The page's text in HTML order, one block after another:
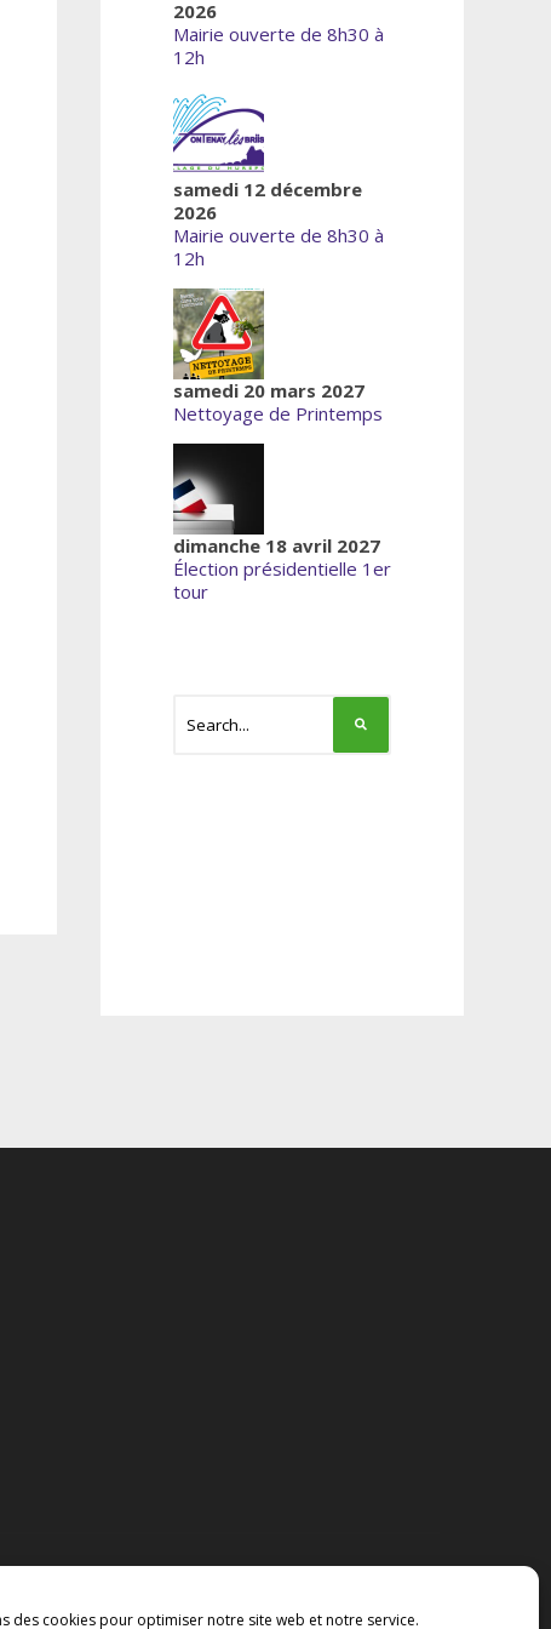
des cookies pour optimiser notre site web et notre service.
2026
Mairie ouverte de 8h30 à
12h
samedi 12 décembre
2026
Mairie ouverte de 8h30 à
12h
samedi 20 mars 2027
Nettoyage de Printemps
dimanche 18 avril 2027
Élection présidentielle 1er
tour